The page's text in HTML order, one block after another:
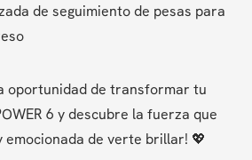
de seguimiento de pesas para
oportunidad de transformar tu
6 y descubre la fuerza que
emocionada de verte brillar! 💖